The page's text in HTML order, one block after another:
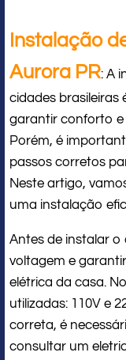
Instalação
Aurora PR: A
cidades brasileiras
garantir conforto e
Porém, é
passos corretos
Neste artigo,
uma instalação
Antes de instalar o
voltagem e
elétrica da casa.
utilizadas: 110V e
correta, é
consultar um